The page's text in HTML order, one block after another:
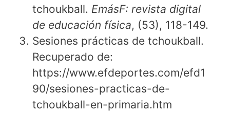
tchoukball. EmásF: revista digital
de educación física, (53), 118-149.
Sesiones prácticas de tchoukball.
Recuperado de:
https://www.efdeportes.com/efd1
90/sesiones-practicas-de-
tchoukball-en-primaria.htm